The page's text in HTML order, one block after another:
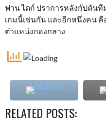
ฟาน ไดก์ ปราการหลังกัปตัน
เกมนี้เช่นกัน และอีกหนึ่งคน คื
ตำแหน่งกองกลาง
RELATED POSTS: